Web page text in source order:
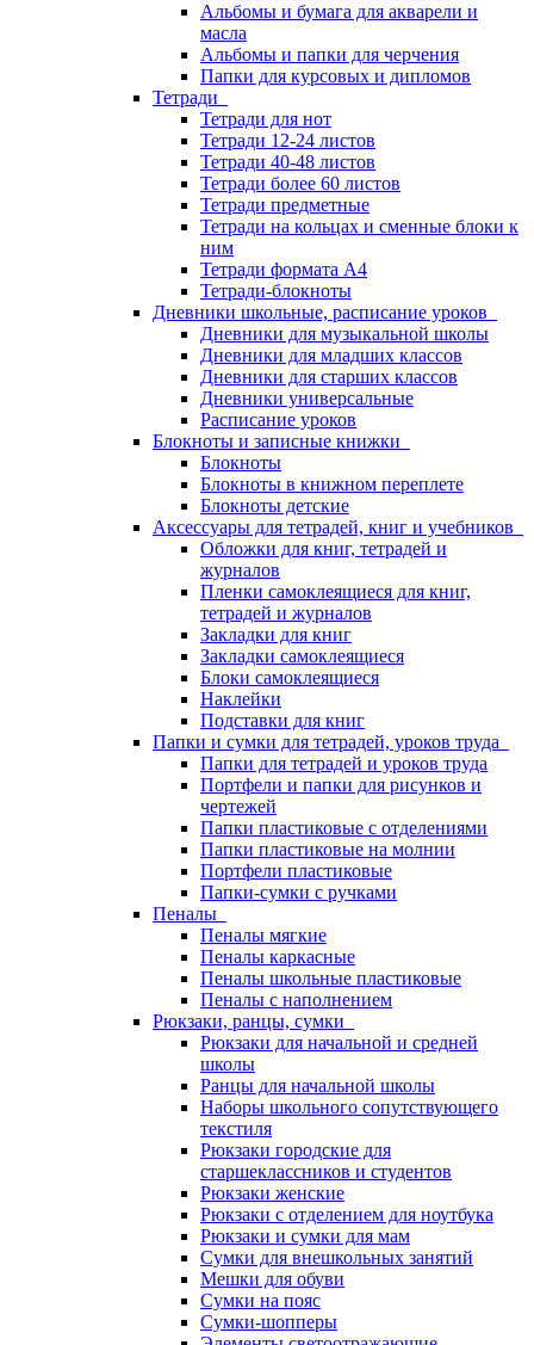
Альбомы и бумага для акварели и
масла
Альбомы и папки для черчения
Папки для курсовых и дипломов
Тетради
Тетради для нот
Тетради 12-24 листов
Тетради 40-48 листов
Тетради более 60 листов
Тетради предметные
Тетради на кольцах и сменные блоки к
ним
Тетради формата А4
Тетради-блокноты
Дневники школьные, расписание уроков
Дневники для музыкальной школы
Дневники для младших классов
Дневники для старших классов
Дневники универсальные
Расписание уроков
Блокноты и записные книжки
Блокноты
Блокноты в книжном переплете
Блокноты детские
Аксессуары для тетрадей, книг и учебников
Обложки для книг, тетрадей и
журналов
Пленки самоклеящиеся для книг,
тетрадей и журналов
Закладки для книг
Закладки самоклеящиеся
Блоки самоклеящиеся
Наклейки
Подставки для книг
Папки и сумки для тетрадей, уроков труда
Папки для тетрадей и уроков труда
Портфели и папки для рисунков и
чертежей
Папки пластиковые с отделениями
Папки пластиковые на молнии
Портфели пластиковые
Папки-сумки с ручками
Пеналы
Пеналы мягкие
Пеналы каркасные
Пеналы школьные пластиковые
Пеналы с наполнением
Рюкзаки, ранцы, сумки
Рюкзаки для начальной и средней
школы
Ранцы для начальной школы
Наборы школьного сопутствующего
текстиля
Рюкзаки городские для
старшеклассников и студентов
Рюкзаки женские
Рюкзаки с отделением для ноутбука
Рюкзаки и сумки для мам
Сумки для внешкольных занятий
Мешки для обуви
Сумки на пояс
Сумки-шопперы